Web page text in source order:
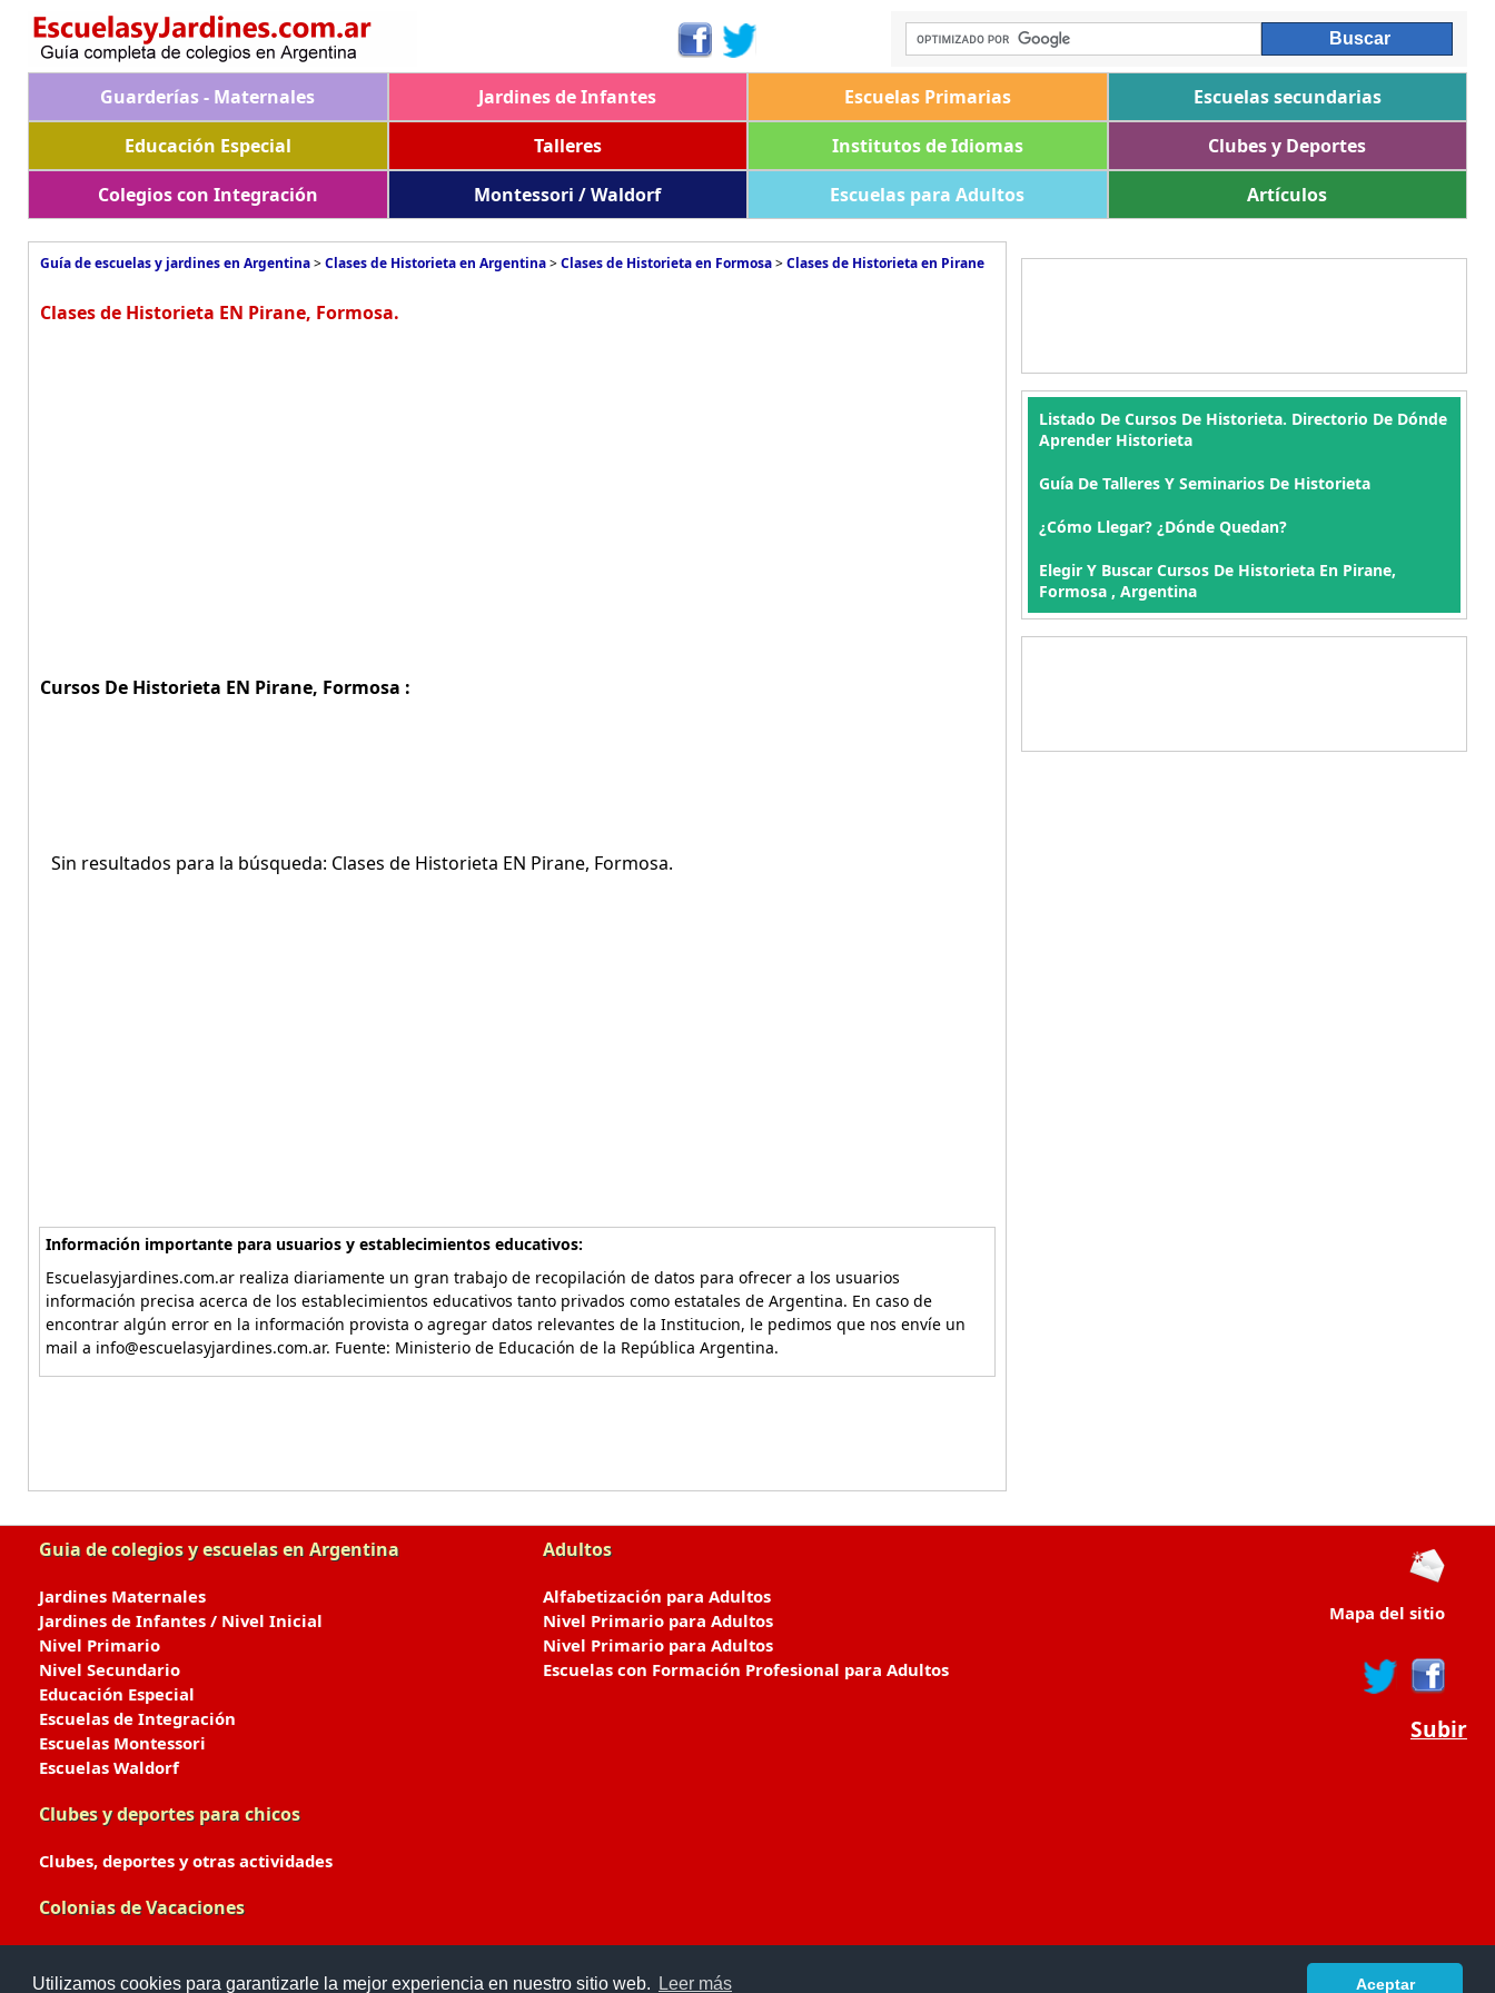
Utilizamos cookies para garantizarle la mejor experiencia en nuestro sitio web. Leer más Aceptar
Guarderías - Maternales Jardines de Infantes Escuelas Primarias
Escuelas secundarias
Educación Especial
Talleres Institutos de Idiomas
Clubes y Deportes
Colegios con Integración
Montessori / Waldorf Escuelas para Adultos Artículos
Guía de escuelas y jardines en Argentina>Clases de Historieta en Argentina>Clases de Historieta en Formosa>Clases de Historieta en Pirane
Clases de Historieta EN Pirane, Formosa.
Cursos De Historieta EN Pirane, Formosa :
Sin resultados para la búsqueda: Clases de Historieta EN Pirane, Formosa.
Información importante para usuarios y establecimientos educativos:
Escuelasyjardines.com.ar realiza diariamente un gran trabajo de recopilación de datos para ofrecer a los usuarios
información precisa acerca de los establecimientos educativos tanto privados como estatales de Argentina. En caso de
encontrar algún error en la información provista o agregar datos relevantes de la Institucion, le pedimos que nos envíe un
mail a info@escuelasyjardines.com.ar. Fuente: Ministerio de Educación de la República Argentina.
Listado De Cursos De Historieta. Directorio De Dónde
Aprender Historieta
Guía De Talleres Y Seminarios De Historieta
¿Cómo Llegar? ¿Dónde Quedan?
Elegir Y Buscar Cursos De Historieta En Pirane,
Formosa , Argentina
Guia de colegios y escuelas en Argentina
Jardines Maternales
Jardines de Infantes / Nivel Inicial
Nivel Primario
Nivel Secundario
Educación Especial
Escuelas de Integración
Escuelas Montessori
Escuelas Waldorf
Clubes y deportes para chicos
Clubes, deportes y otras actividades
Colonias de Vacaciones
Adultos
Alfabetización para Adultos
Nivel Primario para Adultos
Nivel Primario para Adultos
Escuelas con Formación Profesional para Adultos
Mapa del sitio
Subir